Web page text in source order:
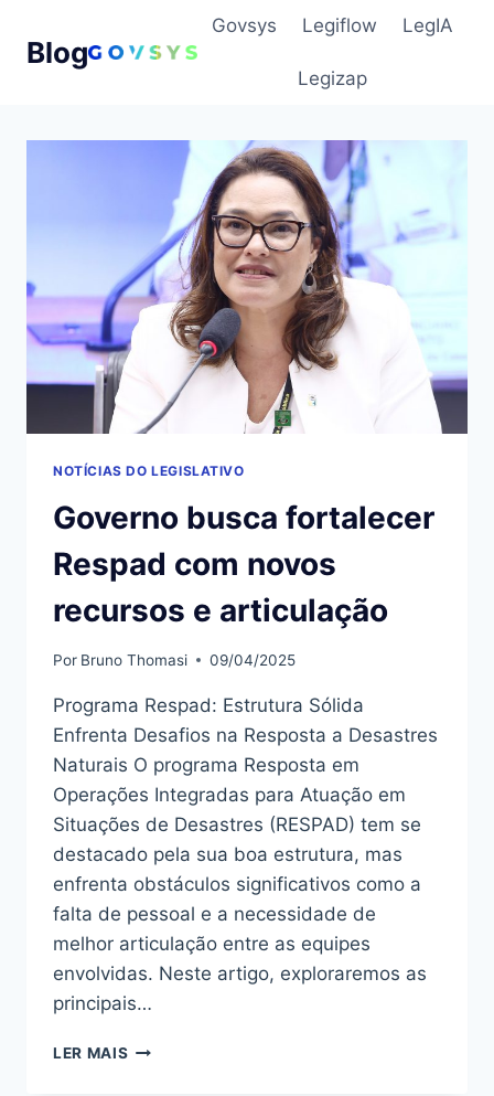
paraBlog
Govsys Legiflow LegIA
Legizap
NOTÍCIAS DO LEGISLATIVO
Governo busca fortalecer
Respad com novos
recursos e articulação
Por Bruno Thomasi 09/04/2025
Programa Respad: Estrutura Sólida
Enfrenta Desafios na Resposta a Desastres
Naturais O programa Resposta em
Operações Integradas para Atuação em
Situações de Desastres (RESPAD) tem se
destacado pela sua boa estrutura, mas
enfrenta obstáculos significativos como a
falta de pessoal e a necessidade de
melhor articulação entre as equipes
envolvidas. Neste artigo, exploraremos as
principais…
LER MAIS GOVERNO